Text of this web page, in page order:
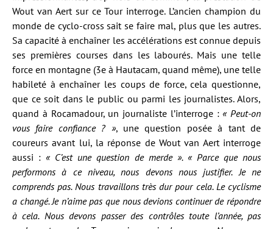
Wout van Aert sur ce Tour interroge. L’ancien champion du
monde de cyclo-cross sait se faire mal, plus que les autres.
Sa capacité à enchaîner les accélérations est connue depuis
ses premières courses dans les labourés. Mais une telle
force en montagne (3e à Hautacam, quand même), une telle
habileté à enchaîner les coups de force, cela questionne,
que ce soit dans le public ou parmi les journalistes. Alors,
quand à Rocamadour, un journaliste l’interroge :« Peut-on
vous faire confiance ? », une question posée à tant de
coureurs avant lui, la réponse de Wout van Aert interroge
aussi :« C’est une question de merde ». « Parce que nous
performons à ce niveau, nous devons nous justifier. Je ne
comprends pas. Nous travaillons très dur pour cela. Le cyclisme
a changé. Je n’aime pas que nous devions continuer de répondre
à cela. Nous devons passer des contrôles toute l’année, pas